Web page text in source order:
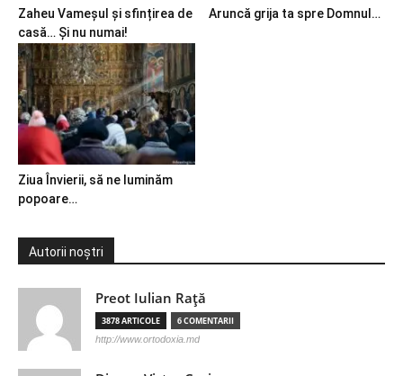
Zaheu Vameșul și sfințirea de
casă… Și nu numai!
Aruncă grija ta spre Domnul…
Ziua Învierii, să ne luminăm
popoare…
Autorii noștri
Preot Iulian Raţă
3878 ARTICOLE 6 COMENTARII
http://www.ortodoxia.md